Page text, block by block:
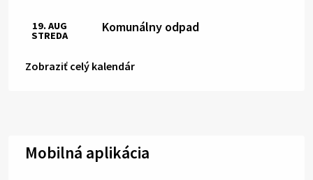
Komunálny odpad
19. AUG
STREDA
Zobraziť celý kalendár
Mobilná aplikácia